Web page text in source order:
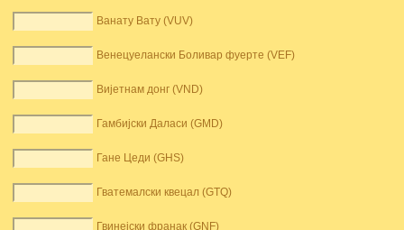
Ванату Вату (VUV)
Венецуелански Боливар фуерте (VEF)
Вијетнам донг (VND)
Гамбијски Даласи (GMD)
Гане Цеди (GHS)
Гватемалски квецал (GTQ)
Гвинејски франак (GNF)